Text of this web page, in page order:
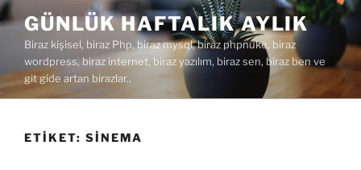
İçeriğe
geç
GÜNLÜK HAFTALIK AYLIK
Biraz kişisel, biraz Php, biraz mysql, biraz phpnuke, biraz
wordpress, biraz internet, biraz yazılım, biraz sen, biraz ben ve
git gide artan birazlar..
ETIKET: SINEMA